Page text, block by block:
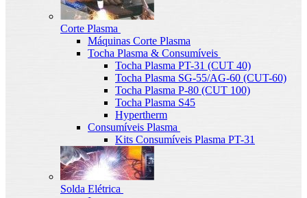
Corte Plasma
Máquinas Corte Plasma
Tocha Plasma & Consumíveis
Tocha Plasma PT-31 (CUT 40)
Tocha Plasma SG-55/AG-60 (CUT-60)
Tocha Plasma P-80 (CUT 100)
Tocha Plasma S45
Hypertherm
Consumíveis Plasma
Kits Consumíveis Plasma PT-31
Solda Elétrica